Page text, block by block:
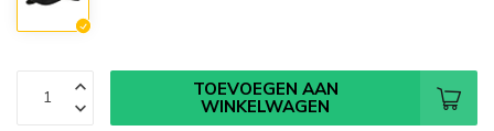
TOEVOEGEN AAN
WINKELWAGEN